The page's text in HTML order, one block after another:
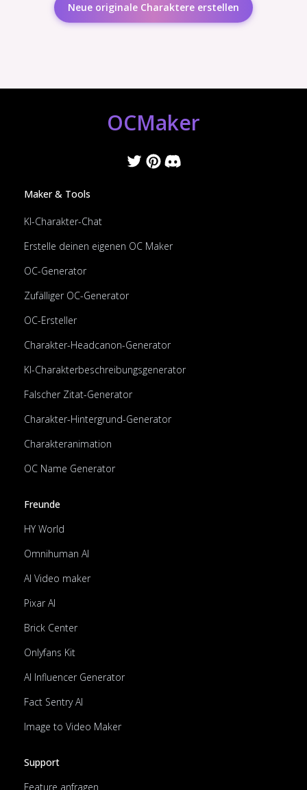
Neue originale Charaktere erstellen
OCMaker
Maker & Tools
KI-Charakter-Chat
Erstelle deinen eigenen OC Maker
OC-Generator
Zufälliger OC-Generator
OC-Ersteller
Charakter-Headcanon-Generator
KI-Charakterbeschreibungsgenerator
Falscher Zitat-Generator
Charakter-Hintergrund-Generator
Charakteranimation
OC Name Generator
Freunde
HY World
Omnihuman AI
AI Video maker
Pixar AI
Brick Center
Onlyfans Kit
AI Influencer Generator
Fact Sentry AI
Image to Video Maker
Support
Feature anfragen